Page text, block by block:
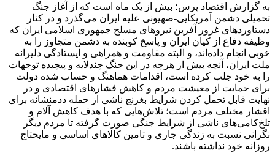
به گزارش اقتصاد پرس؛ بیش از یک ماه است که از آغاز جنگ
تحمیلی دشمن آمریکایی-صهیونی علیه ایران می‌گذرد و در کنار
دستاوردهای غرور آفرین نیروهای مسلح جمهوری اسلامی ایران که
وظیفه دفاع از کیان ایران و پاسخ کوبنده به دشمن متجاوز را به
خوبی انجام داده‌اند، و البته مقاومت و همراهی و ایستادگی دلیرانه
ملت ایران، آنچه بیش از هرچه در این جنگ چندلایه و پیچیده توجهات
را به خود جلب کرده است، اقدامات هماهنگ و حساب شده دولت
برای حمایت از معیشت مردم و کاهش فشارهای اقتصادی و در
نهایت قابل تحمل کردن شرایط بغرنج ناشی از حمله ددمنشانه برای
اقشار مختلف مردم است؛ تلاش‌هایی که با هدف کاهش آلام و
تلخ‌کامی‌های ناشی از شرایط جنگی صورت گرفته تا مردم دیگر
نگرانی نسبت به زندگی جاری و تامین کالاهای اساسی و مایحتاج
روزانه خود نداشته باشند.